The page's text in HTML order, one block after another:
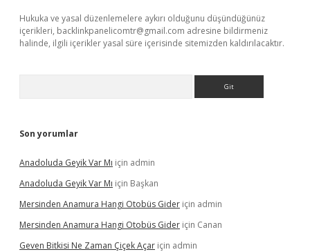
Hukuka ve yasal düzenlemelere aykırı olduğunu düşündüğünüz
içerikleri, backlinkpanelicomtr@gmail.com adresine bildirmeniz
halinde, ilgili içerikler yasal süre içerisinde sitemizden kaldırılacaktır.
Son yorumlar
Anadoluda Geyik Var Mı için admin
Anadoluda Geyik Var Mı için Başkan
Mersinden Anamura Hangi Otobüs Gider için admin
Mersinden Anamura Hangi Otobüs Gider için Canan
Geven Bitkisi Ne Zaman Çiçek Açar için admin